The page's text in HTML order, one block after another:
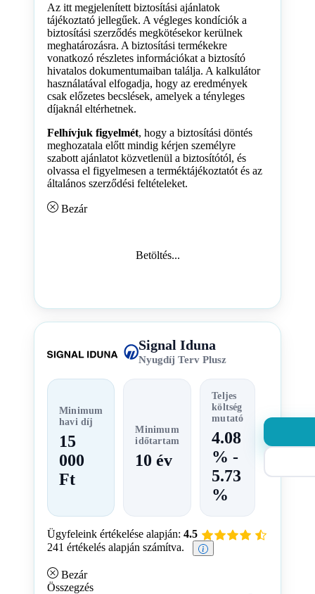
Az itt megjelenített biztosítási ajánlatok
tájékoztató jellegűek. A végleges kondíciók a
biztosítási szerződés megkötésekor kerülnek
meghatározásra. A biztosítási termékekre
vonatkozó részletes információkat a biztosító
hivatalos dokumentumaiban találja. A kalkulátor
használatával elfogadja, hogy az eredmények
csak előzetes becslések, amelyek a tényleges
díjaknál eltérhetnek.
Felhívjuk figyelmét, hogy a biztosítási döntés
meghozatala előtt mindig kérjen személyre
szabott ajánlatot közvetlenül a biztosítótól, és
olvassa el figyelmesen a terméktájékoztatót és az
általános szerződési feltételeket.
Bezár
Betöltés...
Signal Iduna
Nyugdíj Terv Plusz
Minimum
havi díj
15
000
Ft
Minimum
időtartam
10 év
Teljes
költség
mutató
4.08
% -
5.73
%
Ügyfeleink értékelése alapján: 4.5
241 értékelés alapján számítva.
Bezár
Összegzés